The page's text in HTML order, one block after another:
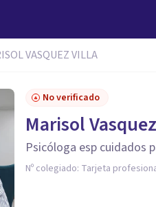
VASQUEZ VILLA
No verificado
Marisol
Psicóloga esp cuidados
Nº colegiado: Tarjeta